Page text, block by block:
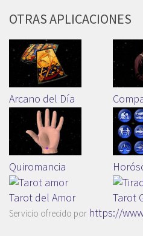
OTRAS APLICACIONES
Arcano del Día
Quiromancia
Tarot del Amor Tarot
Servicio ofrecido por https://